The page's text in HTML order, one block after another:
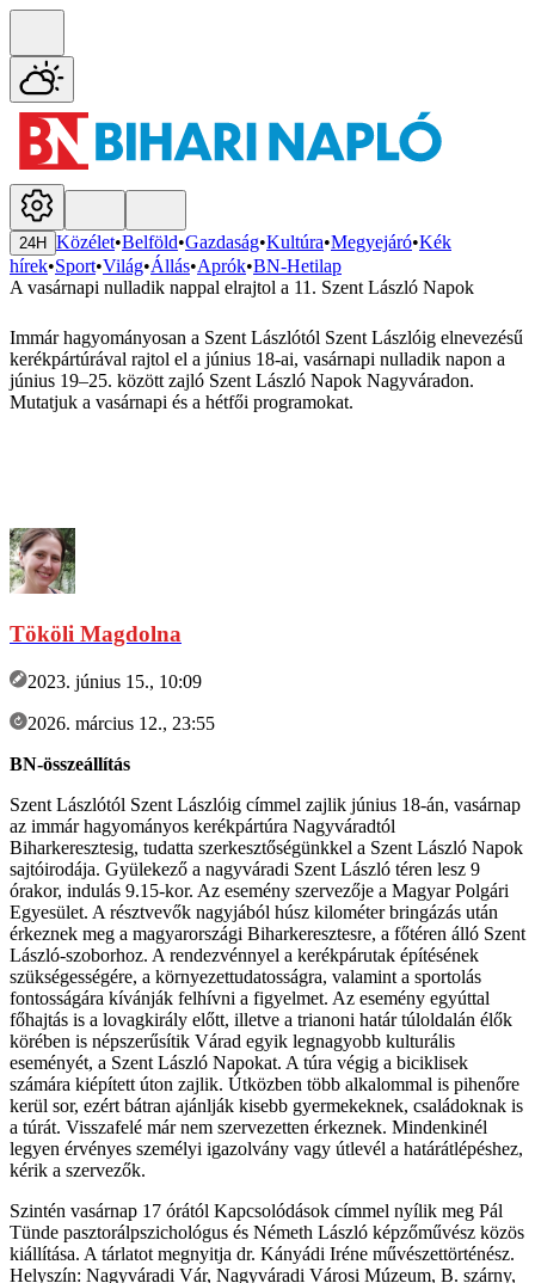
24H Közélet•Belföld•Gazdaság•Kultúra•Megyejáró•Kék
hírek•Sport•Világ•Állás•Aprók•BN-Hetilap
A vasárnapi nulladik nappal elrajtol a 11. Szent László Napok
Immár hagyományosan a Szent Lászlótól Szent Lászlóig elnevezésű
kerékpártúrával rajtol el a június 18-ai, vasárnapi nulladik napon a
június 19–25. között zajló Szent László Napok Nagyváradon.
Mutatjuk a vasárnapi és a hétfői programokat.
Tököli Magdolna
2023. június 15., 10:09
2026. március 12., 23:55
BN-összeállítás
Szent Lászlótól Szent Lászlóig címmel zajlik június 18-án, vasárnap
az immár hagyományos kerékpártúra Nagyváradtól
Biharkeresztesig, tudatta szerkesztőségünkkel a Szent László Napok
sajtóirodája. Gyülekező a nagyváradi Szent László téren lesz 9
órakor, indulás 9.15-kor. Az esemény szervezője a Magyar Polgári
Egyesület. A résztvevők nagyjából húsz kilométer bringázás után
érkeznek meg a magyarországi Biharkeresztesre, a főtéren álló Szent
László-szoborhoz. A rendezvénnyel a kerékpárutak építésének
szükségességére, a környezettudatosságra, valamint a sportolás
fontosságára kívánják felhívni a figyelmet. Az esemény egyúttal
főhajtás is a lovagkirály előtt, illetve a trianoni határ túloldalán élők
körében is népszerűsítik Várad egyik legnagyobb kulturális
eseményét, a Szent László Napokat. A túra végig a biciklisek
számára kiépített úton zajlik. Útközben több alkalommal is pihenőre
kerül sor, ezért bátran ajánlják kisebb gyermekeknek, családoknak is
a túrát. Visszafelé már nem szervezetten érkeznek. Mindenkinél
legyen érvényes személyi igazolvány vagy útlevél a határátlépéshez,
kérik a szervezők.
Szintén vasárnap 17 órától Kapcsolódások címmel nyílik meg Pál
Tünde pasztorálpszichológus és Németh László képzőművész közös
kiállítása. A tárlatot megnyitja dr. Kányádi Iréne művészettörténész.
Helyszín: Nagyváradi Vár, Nagyváradi Városi Múzeum, B. szárny,